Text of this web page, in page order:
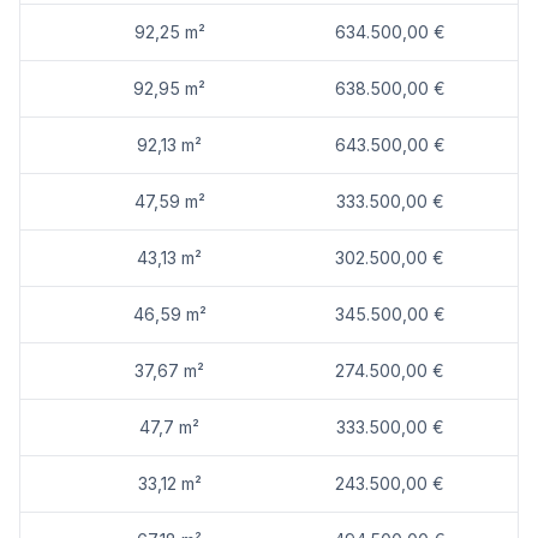
Renderings: Symbolbilder (c) bildraum.at
Wir weisen darauf hin, dass zwischen dem Vermittler und dem zu vermittelnden Dritten ein familiäres oder wirtschaftliches Naheverhältnis besteht.
T17-01: 92,13 m² 643.500,00 € aktiv
T17-02: 92,95 m² 638.500,00 € aktiv
T17-04: 92,83 m² 633.500,00 € aktiv
F03-05: 73,54 m² 553.500,00 € aktiv
F03-08: 79,53 m² 523.500,00 € aktiv
F05-05: 37,67 m² 274.500,00 € aktiv
F05-06: 46,59 m² 345.500,00 € aktiv
F05-07: 43,13 m² 302.500,00 € aktiv
92,25 m² 634.500,00 €
92,95 m² 638.500,00 €
92,13 m² 643.500,00 €
47,59 m² 333.500,00 €
43,13 m² 302.500,00 €
46,59 m² 345.500,00 €
37,67 m² 274.500,00 €
47,7 m² 333.500,00 €
33,12 m² 243.500,00 €